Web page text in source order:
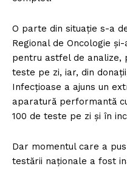
O parte din situație s-a
Regional de Oncologie
pentru astfel de analize,
teste pe zi, iar, din
Infecțioase a ajuns un
aparatură performantă
100 de teste pe zi și în
Dar momentul care a
testării naționale a fost